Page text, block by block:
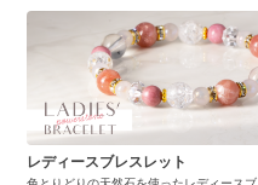
レディースブレスレット